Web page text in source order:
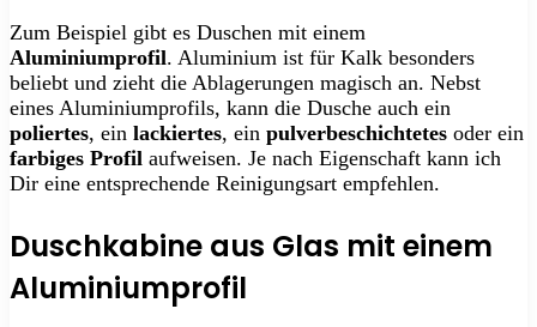
Zum Beispiel gibt es Duschen mit einem
Aluminiumprofil. Aluminium ist für Kalk besonders
beliebt und zieht die Ablagerungen magisch an. Nebst
eines Aluminiumprofils, kann die Dusche auch ein
poliertes, ein lackiertes, ein pulverbeschichtetes oder ein
farbiges Profil aufweisen. Je nach Eigenschaft kann ich
Dir eine entsprechende Reinigungsart empfehlen.
Duschkabine aus Glas mit einem
Aluminiumprofil